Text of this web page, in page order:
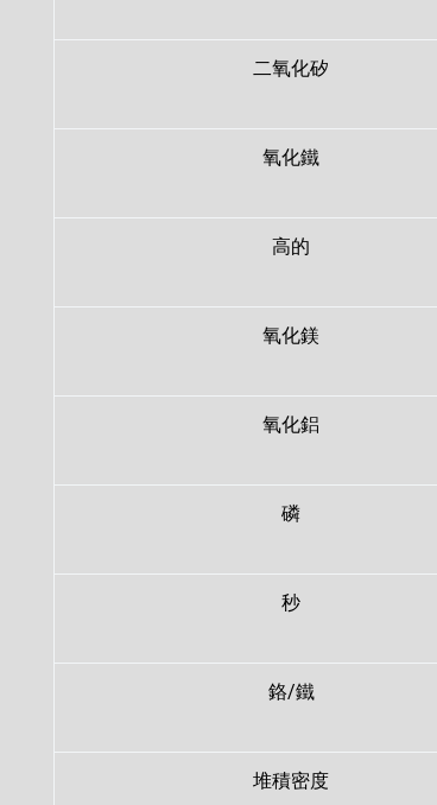
二氧化矽
氧化鐵
高的
氧化鎂
氧化鋁
磷
秒
鉻/鐵
堆積密度